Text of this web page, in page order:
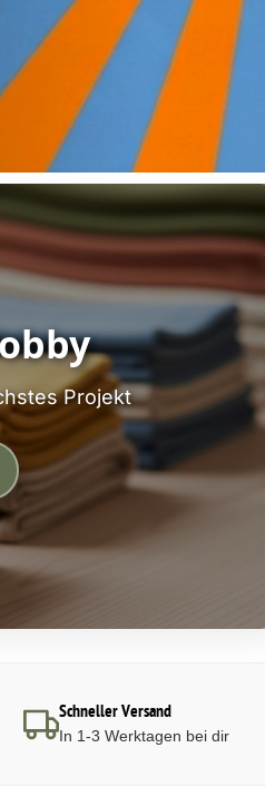
Projekt
Schneller Versand
In 1-3 Werktagen bei dir